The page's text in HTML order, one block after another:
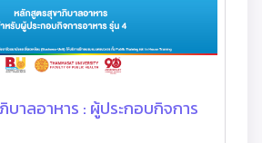
าลอาหาร : ผู้ประกอบกิจการ